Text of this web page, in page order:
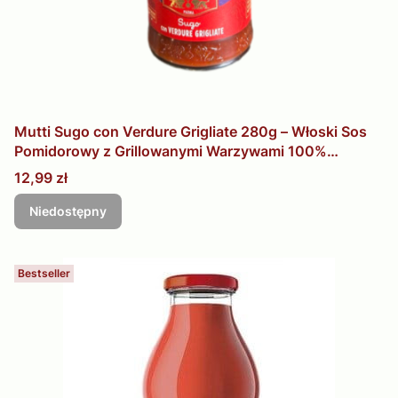
Mutti Sugo con Verdure Grigliate 280g – Włoski Sos
Pomidorowy z Grillowanymi Warzywami 100%
Włoskie Pomidory
Cena
12,99 zł
Niedostępny
Bestseller